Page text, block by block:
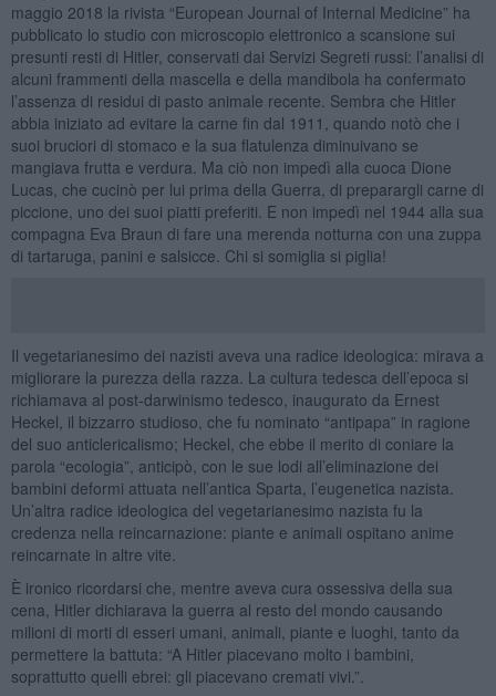
maggio 2018 la rivista “European Journal of Internal Medicine” ha
pubblicato lo studio con microscopio elettronico a scansione sui
presunti resti di Hitler, conservati dai Servizi Segreti russi: l’analisi di
alcuni frammenti della mascella e della mandibola ha confermato
l’assenza di residui di pasto animale recente. Sembra che Hitler
abbia iniziato ad evitare la carne fin dal 1911, quando notò che i
suoi bruciori di stomaco e la sua flatulenza diminuivano se
mangiava frutta e verdura. Ma ciò non impedì alla cuoca Dione
Lucas, che cucinò per lui prima della Guerra, di preparargli carne di
piccione, uno dei suoi piatti preferiti. E non impedì nel 1944 alla sua
compagna Eva Braun di fare una merenda notturna con una zuppa
di tartaruga, panini e salsicce. Chi si somiglia si piglia!
Il vegetarianesimo dei nazisti aveva una radice ideologica: mirava a
migliorare la purezza della razza. La cultura tedesca dell’epoca si
richiamava al post-darwinismo tedesco, inaugurato da Ernest
Heckel, il bizzarro studioso, che fu nominato “antipapa” in ragione
del suo anticlericalismo; Heckel, che ebbe il merito di coniare la
parola “ecologia”, anticipò, con le sue lodi all’eliminazione dei
bambini deformi attuata nell’antica Sparta, l’eugenetica nazista.
Un’altra radice ideologica del vegetarianesimo nazista fu la
credenza nella reincarnazione: piante e animali ospitano anime
reincarnate in altre vite.
È ironico ricordarsi che, mentre aveva cura ossessiva della sua
cena, Hitler dichiarava la guerra al resto del mondo causando
milioni di morti di esseri umani, animali, piante e luoghi, tanto da
permettere la battuta: “A Hitler piacevano molto i bambini,
soprattutto quelli ebrei: gli piacevano cremati vivi.”.